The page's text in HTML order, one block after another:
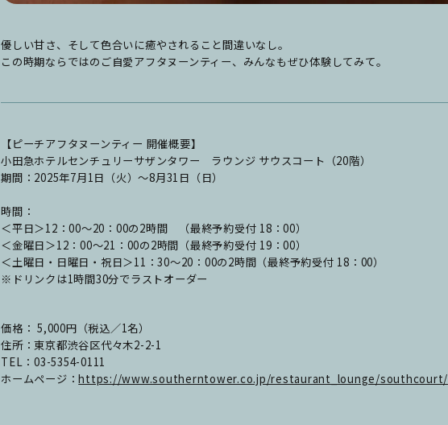
優しい甘さ、そして色合いに癒やされること間違いなし。
この時期ならではのご自愛アフタヌーンティー、みんなもぜひ体験してみて。
【ピーチアフタヌーンティー 開催概要】
小田急ホテルセンチュリーサザンタワー ラウンジ サウスコート（20階）
期間：2025年7月1日（火）～8月31日（日）
時間：
＜平日＞12：00～20：00の2時間 （最終予約受付 18：00）
＜金曜日＞12：00～21：00の2時間（最終予約受付 19：00）
＜土曜日・日曜日・祝日＞11：30～20：00の2時間（最終予約受付 18：00）
※ドリンクは1時間30分でラストオーダー
価格： 5,000円（税込／1名）
住所：東京都渋谷区代々木2-2-1
TEL：03-5354-0111
ホームページ：https://www.southerntower.co.jp/restaurant_lounge/southcourt/